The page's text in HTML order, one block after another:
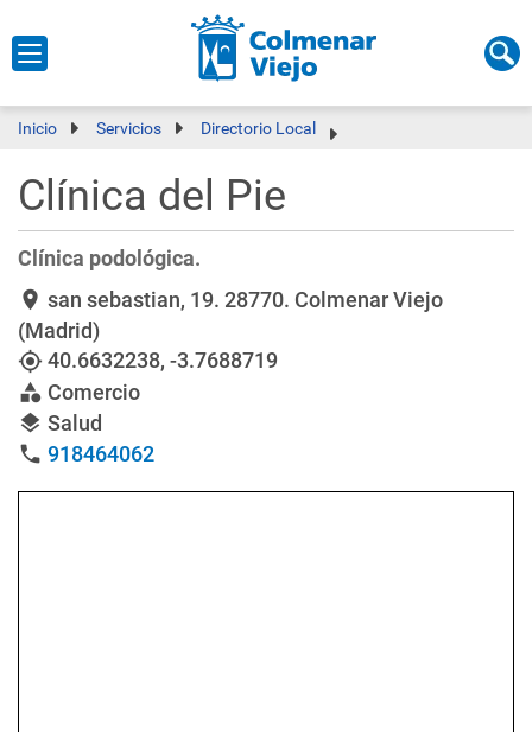
Inicio Servicios Directorio Local
Clínica del Pie
Clínica podológica.
location_on san sebastian, 19. 28770. Colmenar Viejo
(Madrid)
my_location40.6632238, -3.7688719
category Comercio
layers Salud
phone 918464062